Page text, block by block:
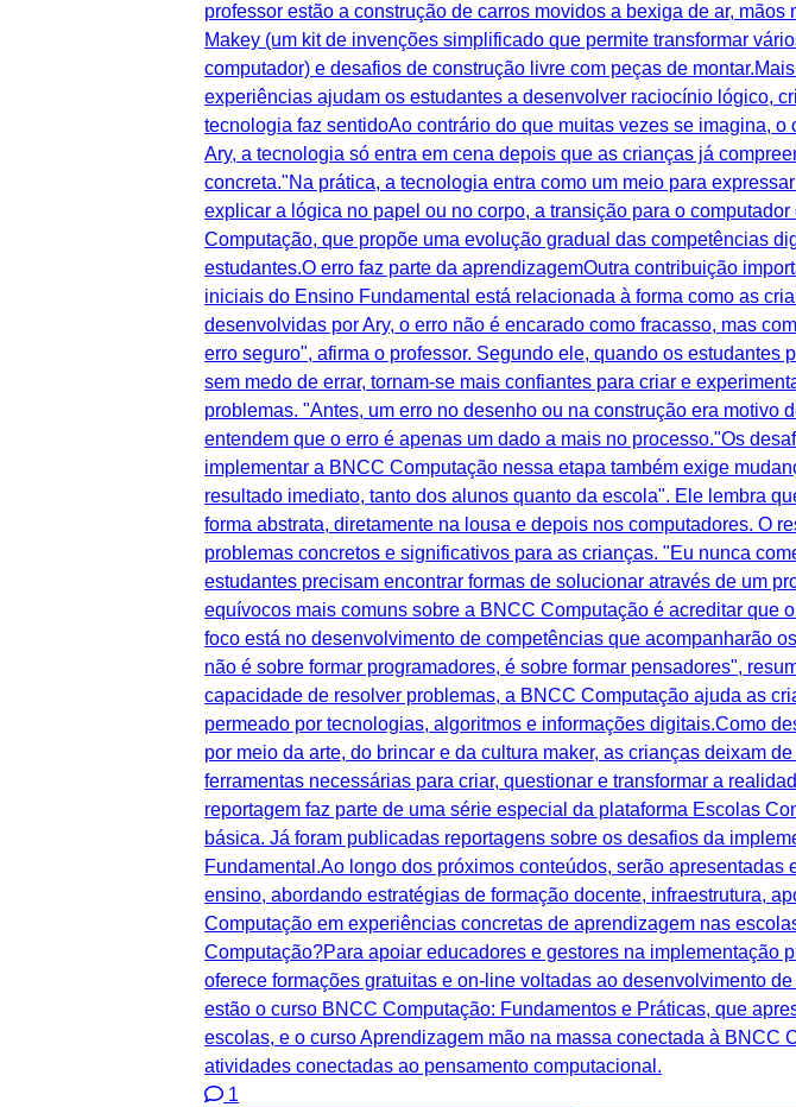
professor estão a construção de carros movidos a bexiga de ar,
Makey (um kit de invenções simplificado que permite transformar
computador) e desafios de construção livre com peças de
experiências ajudam os estudantes a desenvolver raciocínio lógico,
tecnologia faz sentidoAo contrário do que muitas vezes se imagina,
Ary, a tecnologia só entra em cena depois que as crianças já
concreta."Na prática, a tecnologia entra como um meio para
explicar a lógica no papel ou no corpo, a transição para o
Computação, que propõe uma evolução gradual das competências
estudantes.O erro faz parte da aprendizagemOutra contribuição
iniciais do Ensino Fundamental está relacionada à forma como as
desenvolvidas por Ary, o erro não é encarado como fracasso, mas
erro seguro", afirma o professor. Segundo ele, quando os
sem medo de errar, tornam-se mais confiantes para criar e
problemas. "Antes, um erro no desenho ou na construção era
entendem que o erro é apenas um dado a mais no processo."Os
implementar a BNCC Computação nessa etapa também exige
resultado imediato, tanto dos alunos quanto da escola". Ele lembra
forma abstrata, diretamente na lousa e depois nos computadores. O
problemas concretos e significativos para as crianças. "Eu nunca
estudantes precisam encontrar formas de solucionar através de um
equívocos mais comuns sobre a BNCC Computação é acreditar que
foco está no desenvolvimento de competências que acompanharão
não é sobre formar programadores, é sobre formar pensadores",
capacidade de resolver problemas, a BNCC Computação ajuda as
permeado por tecnologias, algoritmos e informações digitais.Como
por meio da arte, do brincar e da cultura maker, as crianças deixam
ferramentas necessárias para criar, questionar e transformar a
reportagem faz parte de uma série especial da plataforma Escolas
básica. Já foram publicadas reportagens sobre os desafios da
Fundamental.Ao longo dos próximos conteúdos, serão
ensino, abordando estratégias de formação docente, infraestrutura,
Computação em experiências concretas de aprendizagem nas
Computação?Para apoiar educadores e gestores na
oferece formações gratuitas e on-line voltadas ao desenvolvimento
estão o curso BNCC Computação: Fundamentos e Práticas, que
escolas, e o curso Aprendizagem mão na massa conectada à
atividades conectadas ao pensamento computacional.
1